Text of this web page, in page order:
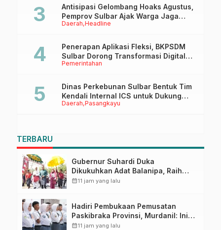
Daerah Headline
Antisipasi Gelombang Hoaks Agustus,
Pemprov Sulbar Ajak Warga Jaga
Ruang Digital
Pemerintahan
Penerapan Aplikasi Fleksi, BKPSDM
Sulbar Dorong Transformasi Digital
Sistem Kehadiran ASN
Daerah Pasangkayu
Dinas Perkebunan Sulbar Bentuk Tim
Kendali Internal ICS untuk Dukung
Sertifikasi ISPO Pekebun di
TERBARU
Gubernur Suhardi Duka
Dikukuhkan Adat Balanipa, Raih
Gelar Sulo Tappidena
calendar_month11 jam yang lalu
Hadiri Pembukaan Pemusatan
Paskibraka Provinsi, Murdanil: Ini
Membentuk Karakter Hingga
calendar_month11 jam yang lalu